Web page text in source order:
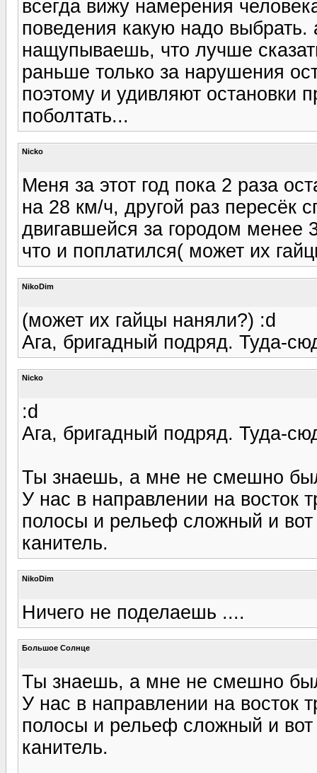
всегда вижу намерения
поведения какую надо выбрать.
нащупываешь, что лучше
раньше только за нарушения
поэтому и удивляют остановки
поболтать...
Nicko
Меня за этот год пока 2 раза
на 28 км/ч, другой раз пересёк
двигавшейся за городом менее
что и поплатился( может их
NikoDim
(может их гайцы наняли?) :d
Ага, бригадный подряд. Туда-
Nicko
:d
Ага, бригадный подряд. Туда-
Ты знаешь, а мне не смешно
У нас в направлении на восток
полосы и рельеф сложный и
канитель.
NikoDim
Ничего не поделаешь ....
Большое Солнце
Ты знаешь, а мне не смешно
У нас в направлении на восток
полосы и рельеф сложный и
канитель.